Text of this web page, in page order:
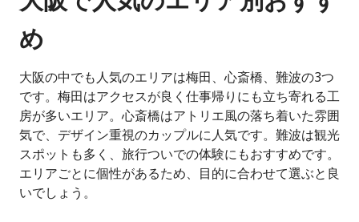
め
大阪の中でも人気のエリアは梅田、心斎橋、難波の3つ
です。梅田はアクセスが良く仕事帰りにも立ち寄れる工
房が多いエリア。心斎橋はアトリエ風の落ち着いた雰囲
気で、デザイン重視のカップルに人気です。難波は観光
スポットも多く、旅行ついでの体験にもおすすめです。
エリアごとに個性があるため、目的に合わせて選ぶと良
いでしょう。